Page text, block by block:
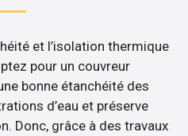
et l’isolation thermique
pour un couvreur
bonne étanchéité des
d’eau et préserve
Donc, grâce à des travaux